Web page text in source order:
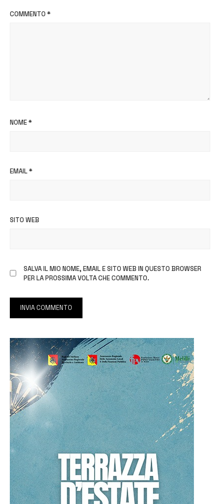
COMMENTO *
NOME*
EMAIL*
SITO WEB
SALVA IL MIO NOME, EMAIL E SITO WEB IN QUESTO BROWSER
PER LA PROSSIMA VOLTA CHE COMMENTO.